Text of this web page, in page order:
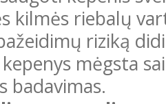
kilmės riebalų
riziką
mėgsta
badavimas.